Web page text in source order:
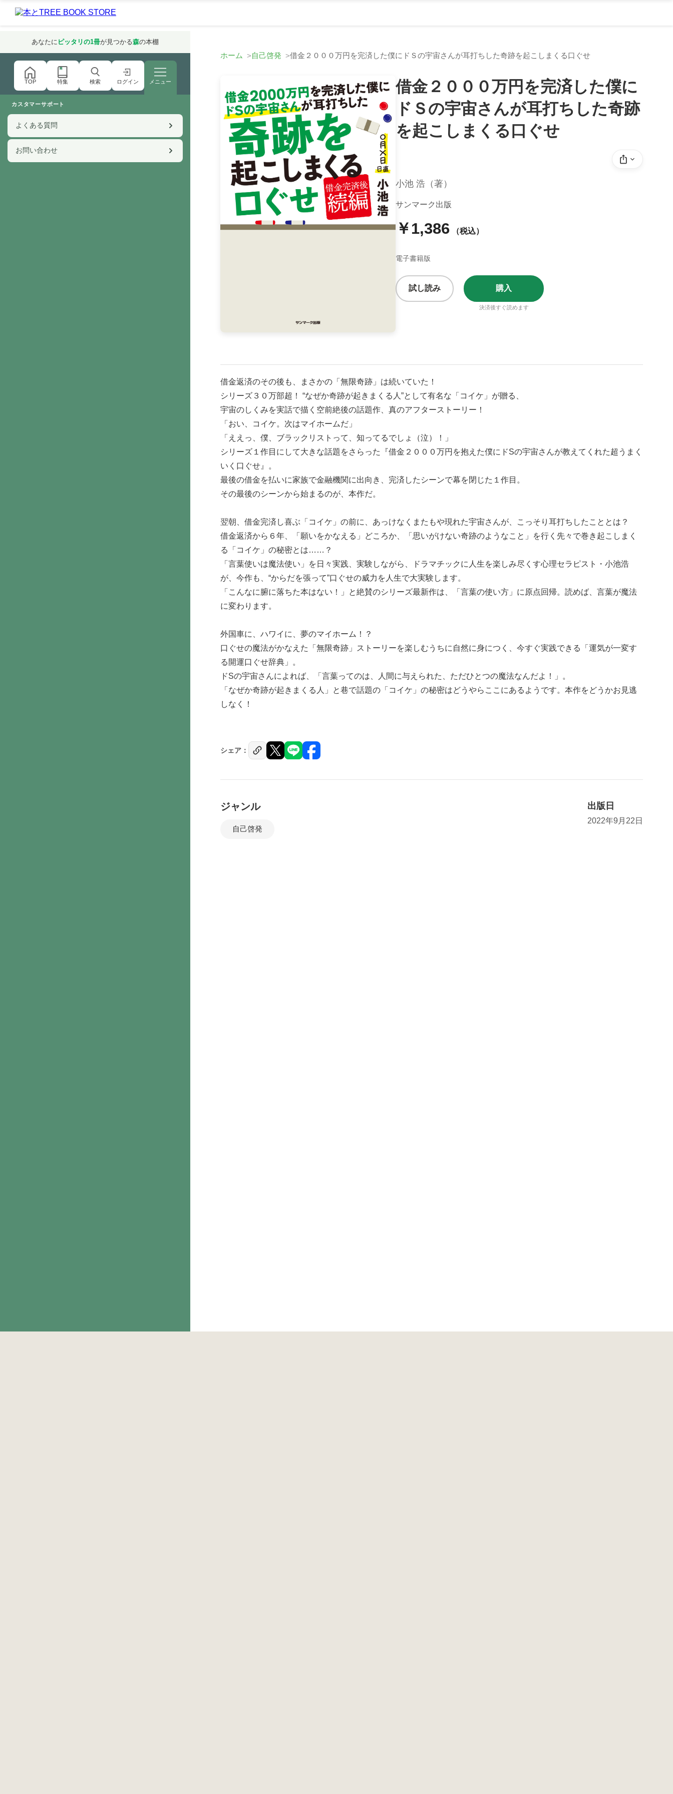
あなたに ピッタリの1冊が見つかる森の本棚
TOP 特集 検索 ログイン メニュー
カスタマーサポート
よくある質問
お問い合わせ
ホーム 自己啓発 借金２０００万円を完済した僕にドＳの宇宙さんが耳打ちした奇跡を起こしまくる口ぐせ
借金２０００万円を完済した僕に
ドＳの宇宙さんが耳打ちした奇跡
を起こしまくる口ぐせ
小池 浩（著）
サンマーク出版
￥1,386 （税込）
電子書籍版
試し読み 購入
決済後すぐ読めます
借金返済のその後も、まさかの「無限奇跡」は続いていた！
シリーズ３０万部超！ “なぜか奇跡が起きまくる人”として有名な「コイケ」が贈る、
宇宙のしくみを実話で描く空前絶後の話題作、真のアフターストーリー！
「おい、コイケ。次はマイホームだ」
「ええっ、僕、ブラックリストって、知ってるでしょ（泣）！」
シリーズ１作目にして大きな話題をさらった『借金２０００万円を抱えた僕にドSの宇宙さんが教えてくれた超うまく
いく口ぐせ』。
最後の借金を払いに家族で金融機関に出向き、完済したシーンで幕を閉じた１作目。
その最後のシーンから始まるのが、本作だ。
翌朝、借金完済し喜ぶ「コイケ」の前に、あっけなくまたもや現れた宇宙さんが、こっそり耳打ちしたこととは？
借金返済から６年、「願いをかなえる」どころか、「思いがけない奇跡のようなこと」を行く先々で巻き起こしまく
る「コイケ」の秘密とは……？
「言葉使いは魔法使い」を日々実践、実験しながら、ドラマチックに人生を楽しみ尽くす心理セラピスト・小池浩
が、今作も、“からだを張って”口ぐせの威力を人生で大実験します。
「こんなに腑に落ちた本はない！」と絶賛のシリーズ最新作は、「言葉の使い方」に原点回帰。読めば、言葉が魔法
に変わります。
外国車に、ハワイに、夢のマイホーム！？
口ぐせの魔法がかなえた「無限奇跡」ストーリーを楽しむうちに自然に身につく、今すぐ実践できる「運気が一変す
る開運口ぐせ辞典」。
ドSの宇宙さんによれば、「言葉ってのは、人間に与えられた、ただひとつの魔法なんだよ！」。
「なぜか奇跡が起きまくる人」と巷で話題の「コイケ」の秘密はどうやらここにあるようです。本作をどうかお見逃
しなく！
シェア：
ジャンル
自己啓発
出版日
2022年9月22日